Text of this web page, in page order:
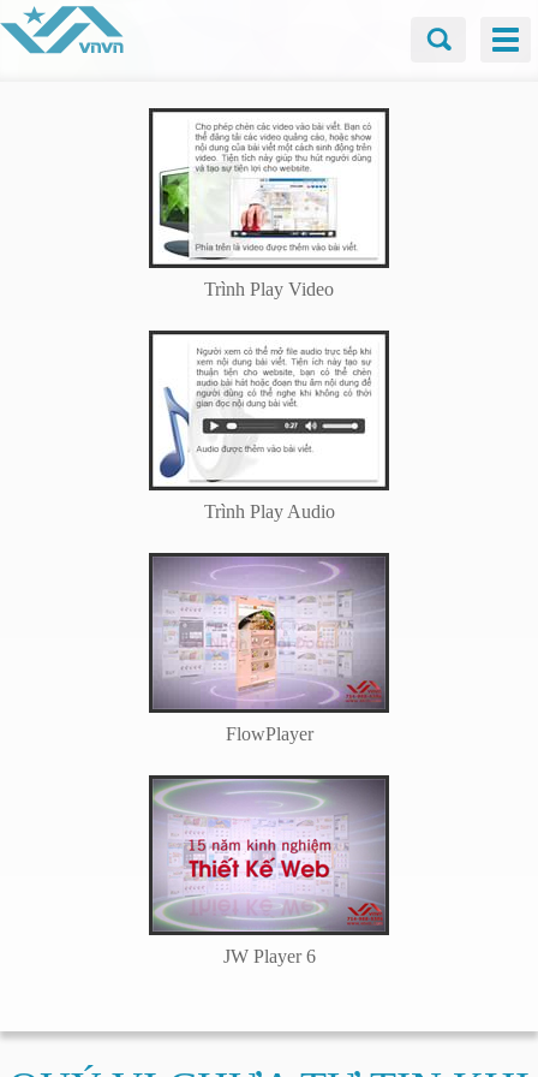
Trình Play Video
Trình Play Audio
FlowPlayer
JW Player 6